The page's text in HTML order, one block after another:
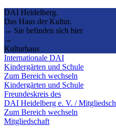
DAI Heidelberg.
Das Haus der Kultur.
→ Sie befinden sich hier
→
Kulturhaus
Internationale DAI
Kindergärten und Schule
Zum Bereich wechseln
Kindergärten und Schule
Freundeskreis des
DAI Heidelberg e. V. /
Zum Bereich wechseln
Mitgliedschaft